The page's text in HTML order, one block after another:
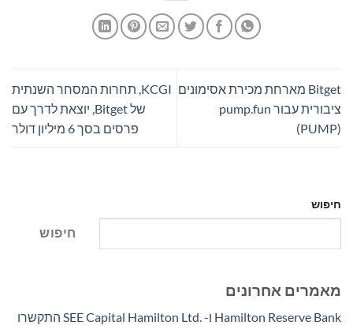
Bitget מארחת מכירת אסימונים
ציבורית עבור pump.fun
(PUMP)
KCGI, תחרות המסחר השנתית
של Bitget, יוצאת לדרך עם
פרסים בסך 6 מיליון דולר
חיפוש
חיפוש
מאמרים אחרונים
Hamilton Reserve Bank ו- SEE Capital Hamilton Ltd.‎ התקשרו